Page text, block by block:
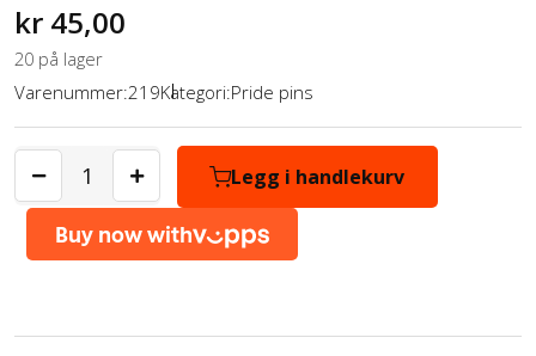
u
r
d
e
r
t
v
kr 45,00
20 på lager
Varenummer:219Kategori:Pride pins
Legg i handlekurv